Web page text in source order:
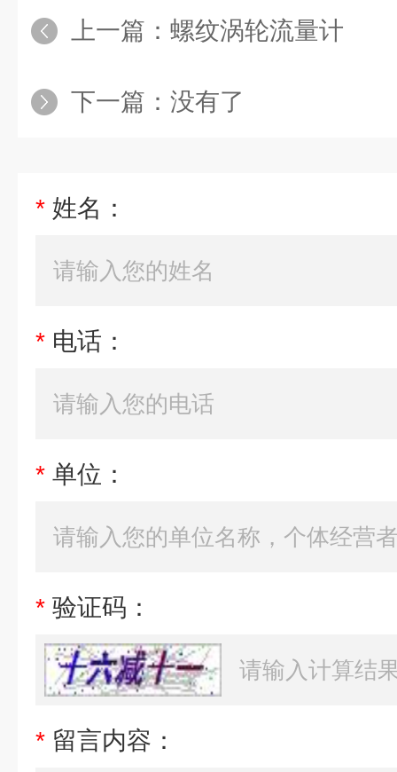
上一篇： 螺纹涡轮流量计
下一篇：没有了
* 姓名：
* 电话：
* 单位：
* 验证码：
* 留言内容：